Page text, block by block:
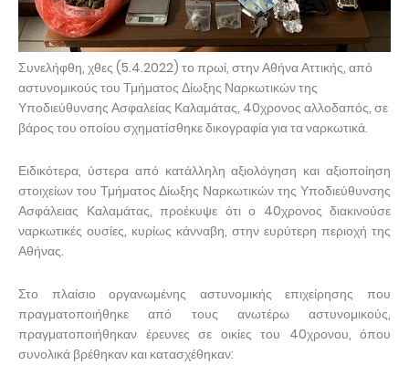
Συνελήφθη, χθες (5.4.2022) το πρωί, στην Αθήνα Αττικής, από
αστυνομικούς του Τμήματος Δίωξης Ναρκωτικών της
Υποδιεύθυνσης Ασφαλείας Καλαμάτας, 40χρονος αλλοδαπός, σε
βάρος του οποίου σχηματίσθηκε δικογραφία για τα ναρκωτικά.
Ειδικότερα, ύστερα από κατάλληλη αξιολόγηση και αξιοποίηση
στοιχείων του Τμήματος Δίωξης Ναρκωτικών της Υποδιεύθυνσης
Ασφάλειας Καλαμάτας, προέκυψε ότι ο 40χρονος διακινούσε
ναρκωτικές ουσίες, κυρίως κάνναβη, στην ευρύτερη περιοχή της
Αθήνας.
Στο πλαίσιο οργανωμένης αστυνομικής επιχείρησης που
πραγματοποιήθηκε από τους ανωτέρω αστυνομικούς,
πραγματοποιήθηκαν έρευνες σε οικίες του 40χρονου, όπου
συνολικά βρέθηκαν και κατασχέθηκαν: